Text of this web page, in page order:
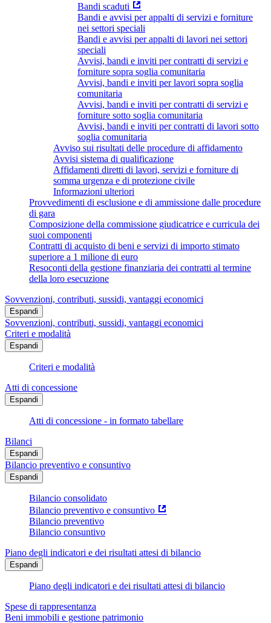
Bandi scaduti
Bandi e avvisi per appalti di servizi e forniture
nei settori speciali
Bandi e avvisi per appalti di lavori nei settori
speciali
Avvisi, bandi e inviti per contratti di servizi e
forniture sopra soglia comunitaria
Avvisi, bandi e inviti per lavori sopra soglia
comunitaria
Avvisi, bandi e inviti per contratti di servizi e
forniture sotto soglia comunitaria
Avvisi, bandi e inviti per contratti di lavori sotto
soglia comunitaria
Avviso sui risultati delle procedure di affidamento
Avvisi sistema di qualificazione
Affidamenti diretti di lavori, servizi e forniture di
somma urgenza e di protezione civile
Informazioni ulteriori
Provvedimenti di esclusione e di ammissione dalle procedure
di gara
Composizione della commissione giudicatrice e curricula dei
suoi componenti
Contratti di acquisto di beni e servizi di importo stimato
superiore a 1 milione di euro
Resoconti della gestione finanziaria dei contratti al termine
della loro esecuzione
Sovvenzioni, contributi, sussidi, vantaggi economici
Espandi
Sovvenzioni, contributi, sussidi, vantaggi economici
Criteri e modalità
Espandi
Criteri e modalità
Atti di concessione
Espandi
Atti di concessione - in formato tabellare
Bilanci
Espandi
Bilancio preventivo e consuntivo
Espandi
Bilancio consolidato
Bilancio preventivo e consuntivo
Bilancio preventivo
Bilancio consuntivo
Piano degli indicatori e dei risultati attesi di bilancio
Espandi
Piano degli indicatori e dei risultati attesi di bilancio
Spese di rappresentanza
Beni immobili e gestione patrimonio